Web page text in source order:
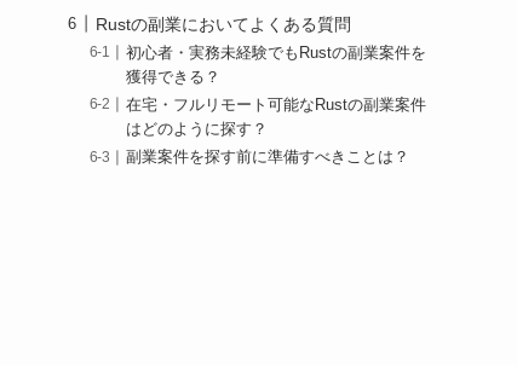
Rustの副業においてよくある質問
初心者・実務未経験でもRustの副業案件を
獲得できる？
在宅・フルリモート可能なRustの副業案件
はどのように探す？
副業案件を探す前に準備すべきことは？